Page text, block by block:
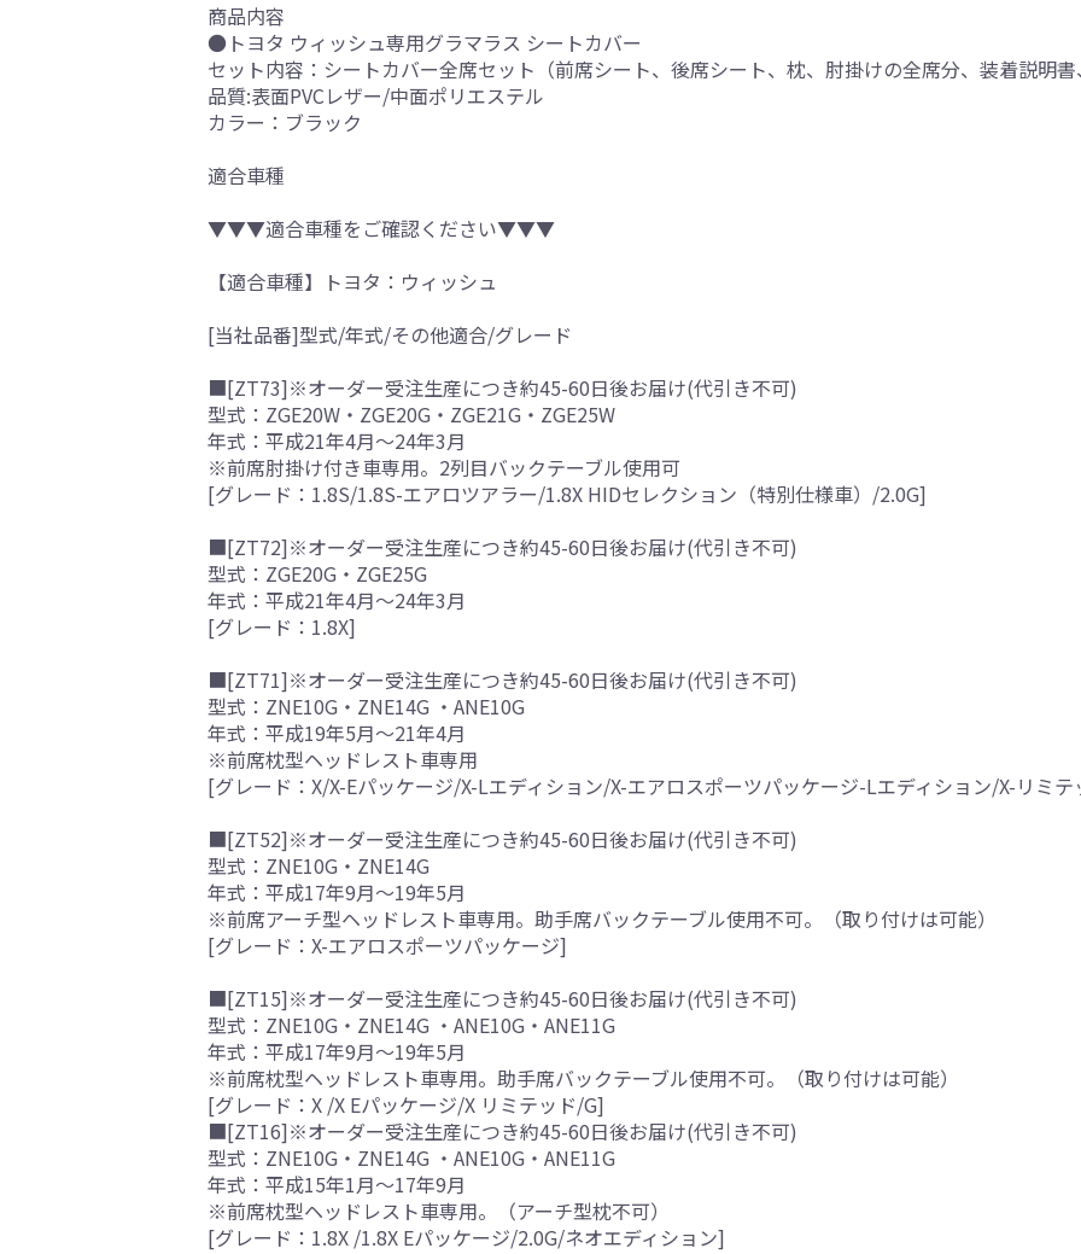
商品内容
●トヨタ ウィッシュ専用グラマラス シートカバー
セット内容：シートカバー全席セット（前席シート、後席シート、枕、肘掛けの全席分、装着説明
品質:表面PVCレザー/中面ポリエステル
カラー：ブラック
適合車種
▼▼▼適合車種をご確認ください▼▼▼
【適合車種】トヨタ：ウィッシュ
[当社品番]型式/年式/その他適合/グレード
■[ZT73]※オーダー受注生産につき約45-60日後お届け(代引き不可)
型式：ZGE20W・ZGE20G・ZGE21G・ZGE25W
年式：平成21年4月～24年3月
※前席肘掛け付き車専用。2列目バックテーブル使用可
[グレード：1.8S/1.8S-エアロツアラー/1.8X HIDセレクション（特別仕様車）/2.0G]
■[ZT72]※オーダー受注生産につき約45-60日後お届け(代引き不可)
型式：ZGE20G・ZGE25G
年式：平成21年4月～24年3月
[グレード：1.8X]
■[ZT71]※オーダー受注生産につき約45-60日後お届け(代引き不可)
型式：ZNE10G・ZNE14G ・ANE10G
年式：平成19年5月～21年4月
※前席枕型ヘッドレスト車専用
[グレード：X/X-Eパッケージ/X-Lエディション/X-エアロスポーツパッケージ-Lエディション/X-リミ
■[ZT52]※オーダー受注生産につき約45-60日後お届け(代引き不可)
型式：ZNE10G・ZNE14G
年式：平成17年9月～19年5月
※前席アーチ型ヘッドレスト車専用。助手席バックテーブル使用不可。（取り付けは可能）
[グレード：X-エアロスポーツパッケージ]
■[ZT15]※オーダー受注生産につき約45-60日後お届け(代引き不可)
型式：ZNE10G・ZNE14G ・ANE10G・ANE11G
年式：平成17年9月～19年5月
※前席枕型ヘッドレスト車専用。助手席バックテーブル使用不可。（取り付けは可能）
[グレード：X /X Eパッケージ/X リミテッド/G]
■[ZT16]※オーダー受注生産につき約45-60日後お届け(代引き不可)
型式：ZNE10G・ZNE14G ・ANE10G・ANE11G
年式：平成15年1月～17年9月
※前席枕型ヘッドレスト車専用。（アーチ型枕不可）
[グレード：1.8X /1.8X Eパッケージ/2.0G/ネオエディション]